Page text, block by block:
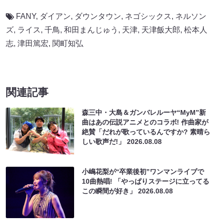
FANY, ダイアン, ダウンタウン, ネゴシックス, ネルソン
ズ, ライス, 千鳥, 和田まんじゅう , 天津, 天津飯大郎, 松本人
志, 津田篤宏, 関町知弘
関連記事
森三中・大島＆ガンバレルーヤ“MyM”新
曲はあの伝説アニメとのコラボ! 作曲家が
絶賛「だれが歌っているんですか? 素晴ら
しい歌声だ!」2026.08.08
小嶋花梨が“卒業後初”ワンマンライブで
10曲熱唱! 「やっぱりステージに立ってる
この瞬間が好き」2026.08.08